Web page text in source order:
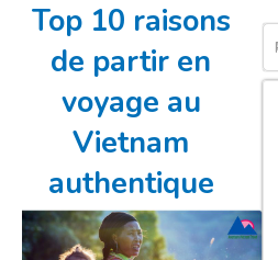
Top 10 raisons
de partir en
voyage au
Vietnam
authentique